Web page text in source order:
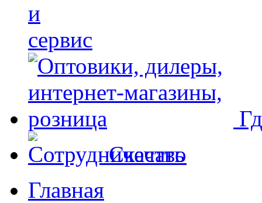
и
сервис
Скачать
Главная